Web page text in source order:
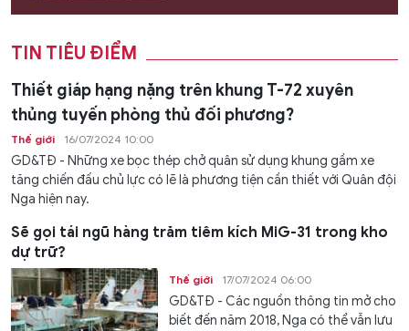
TIN TIÊU ĐIỂM
Thiết giáp hạng nặng trên khung T-72 xuyên
thủng tuyến phòng thủ đối phương?
Thế giới 16/07/2024 10:00
GD&TĐ - Những xe bọc thép chở quân sử dụng khung gầm xe
tăng chiến đấu chủ lực có lẽ là phương tiện cần thiết với Quân đội
Nga hiện nay.
Sẽ gọi tái ngũ hàng trăm tiêm kích MiG-31 trong kho
dự trữ?
Thế giới 17/07/2024 06:00
GD&TĐ - Các nguồn thông tin mở cho
biết đến năm 2018, Nga có thể vẫn lưu